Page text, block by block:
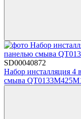
SD00040872
Набор инсталляция 4
смыва